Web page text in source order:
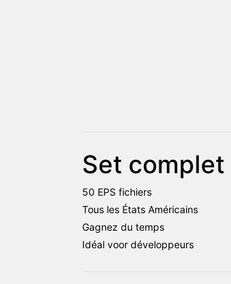
Set complet
50 EPS fichiers
Tous les États Américains
Gagnez du temps
Idéal voor développeurs